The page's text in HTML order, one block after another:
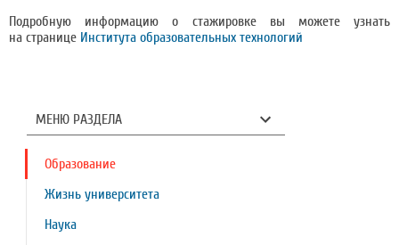
Подробную информацию о стажировке вы можете узнать
на странице Института образовательных технологий
МЕНЮ РАЗДЕЛА
Образование
Жизнь университета
Наука